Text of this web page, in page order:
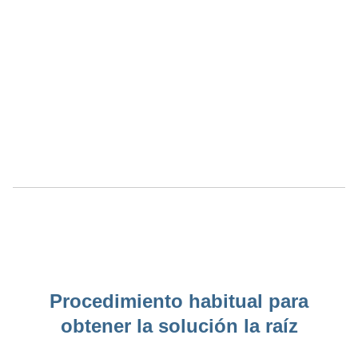
Procedimiento habitual para
obtener la solución la raíz